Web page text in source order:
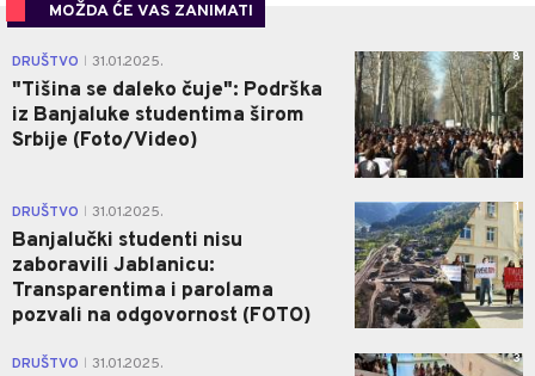
MOŽDA ĆE VAS ZANIMATI
DRUŠTVO 31.01.2025.
"Tišina se daleko čuje": Podrška
iz Banjaluke studentima širom
Srbije (Foto/Video)
8
DRUŠTVO 31.01.2025.
Banjalučki studenti nisu
zaboravili Jablanicu:
Transparentima i parolama
pozvali na odgovornost (FOTO)
1
DRUŠTVO 31.01.2025. 3